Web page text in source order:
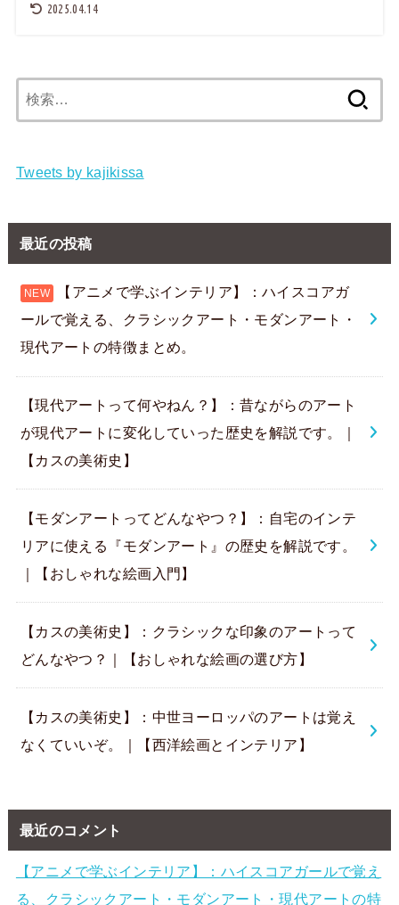
2025.04.14
索:
Tweets by kajikissa
最近の投稿
【アニメで学ぶインテリア】：ハイスコアガ
ールで覚える、クラシックアート・モダンアート・
現代アートの特徴まとめ。
【現代アートって何やねん？】：昔ながらのアート
が現代アートに変化していった歴史を解説です。｜
【カスの美術史】
【モダンアートってどんなやつ？】：自宅のインテ
リアに使える『モダンアート』の歴史を解説です。
｜【おしゃれな絵画入門】
【カスの美術史】：クラシックな印象のアートって
どんなやつ？｜【おしゃれな絵画の選び方】
【カスの美術史】：中世ヨーロッパのアートは覚え
なくていいぞ。｜【西洋絵画とインテリア】
最近のコメント
【アニメで学ぶインテリア】：ハイスコアガールで覚え
る、クラシックアート・モダンアート・現代アートの特